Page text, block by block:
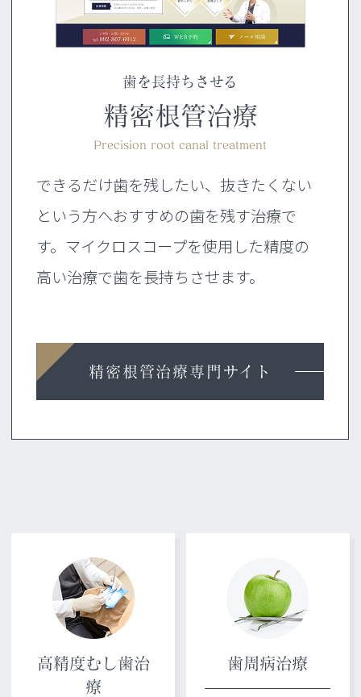
歯を長持ちさせる
精密根管治療
Precision root canal treatment
できるだけ歯を残したい、抜きたくない
という方へおすすめの歯を残す治療で
す。マイクロスコープを使用した精度の
高い治療で歯を長持ちさせます。
精密根管治療専門サイト
歯並びだけでなく美しい顔を目指す
マウスピース矯正
Mouthpiece orthodontic
透明で目立ちにくいマウスピースを使用
した矯正治療で、見た目の美しさだけで
なく機能性を兼ね備えた、美しい顔を目
指します。
マウスピース矯正専門サイト
歯並びの改善で人生を変える
矯正治療
小さなお子さまから大人の方まで、幅広
い年齢の方の矯正治療に対応していま
す。歯並びを改善して思いっきり笑うこ
まるで自分の歯のような快適な生活を送る
インプラント治療
Implant treatment
歯を失ってしまった際の治療の選択肢と
してインプラント治療をご提案していま
す。天然歯のような見た目と噛み心地
で、快適な生活を送ることを目指しま
インプラント専門サイト
今も将来もきれいな歯並びを
小児矯正治療
Pediatric orthodontic treatment
最終的にお子さんの歯並びをきれいに整
えるため、こどもの矯正・おとなの矯正
に分けた治療プランではなく、通期治療
を採用しています。
小児矯正専門サイト
高精度むし歯治
療
歯周病治療